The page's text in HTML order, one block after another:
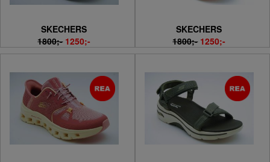
SKECHERS
1800;- 1250;-
SKECHERS
1800;- 1250;-